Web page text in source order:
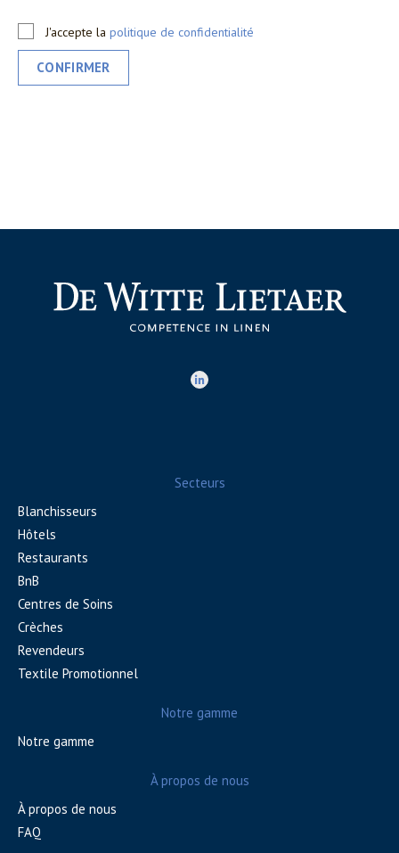
J'accepte la politique de confidentialité
CONFIRMER
Secteurs
Blanchisseurs
Hôtels
Restaurants
BnB
Centres de Soins
Crèches
Revendeurs
Textile Promotionnel
Notre gamme
Notre gamme
À propos de nous
À propos de nous
FAQ